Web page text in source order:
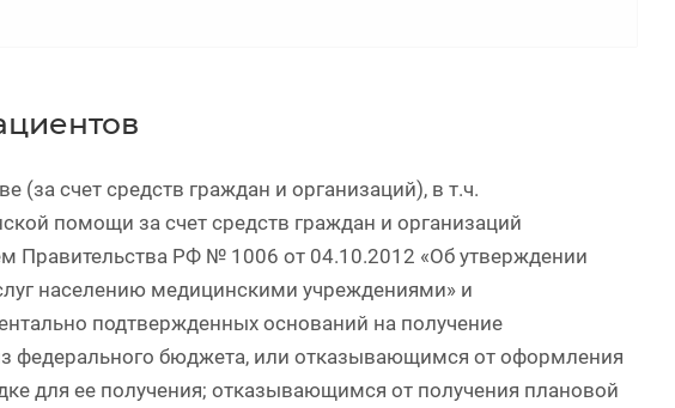
счет средств граждан и организаций), в т.ч.
помощи за счет средств граждан и организаций
Правительства РФ № 1006 от 04.10.2012 «Об утверждении
населению медицинскими учреждениями» и
подтвержденных оснований на получение
федерального бюджета, или отказывающимся от оформления
для ее получения; отказывающимся от получения плановой